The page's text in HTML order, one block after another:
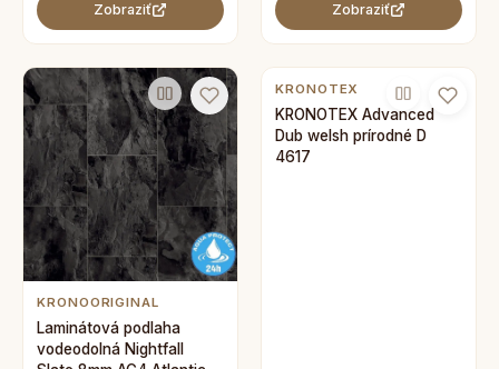
Zobraziť Zobraziť
KRONOORIGINAL
Laminátová podlaha
vodeodolná Nightfall
KRONOTEX
KRONOTEX Advanced
Dub welsh prírodné D
4617